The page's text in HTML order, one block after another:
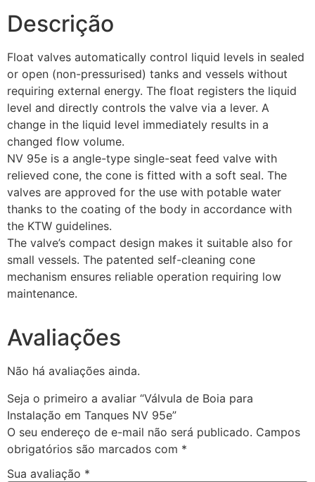
Descrição
Float valves automatically control liquid levels in sealed
or open (non-pressurised) tanks and vessels without
requiring external energy. The float registers the liquid
level and directly controls the valve via a lever. A
change in the liquid level immediately results in a
changed flow volume.
NV 95e is a angle-type single-seat feed valve with
relieved cone, the cone is fitted with a soft seal. The
valves are approved for the use with potable water
thanks to the coating of the body in accordance with
the KTW guidelines.
The valve’s compact design makes it suitable also for
small vessels. The patented self-cleaning cone
mechanism ensures reliable operation requiring low
maintenance.
Avaliações
Não há avaliações ainda.
Seja o primeiro a avaliar “Válvula de Boia para
Instalação em Tanques NV 95e”
O seu endereço de e-mail não será publicado. Campos
obrigatórios são marcados com *
Sua avaliação *